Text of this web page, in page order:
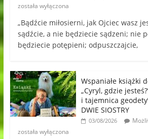
została wyłączona
„Bądźcie miłosierni, jak Ojciec wasz
sądźcie, a nie będziecie sądzeni; nie
będziecie potępieni; odpuszczajcie,
Wspaniałe książki
„Cyryl, gdzie
i tajemnica
DWIE SIOSTRY
03/08/2026
została wyłączona